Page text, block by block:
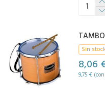
Sin
8,06
9,75 €